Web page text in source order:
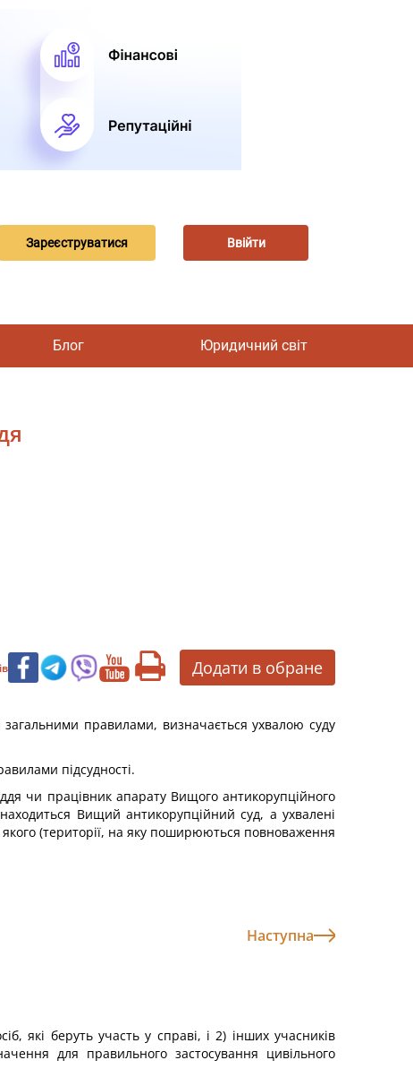
Зареєструватися Ввійти
Блог Юридичний світ
Додати в обране
загальними правилами, визначається ухвалою суду
підсудності.
чи працівник апарату Вищого антикорупційного
Вищий антикорупційний суд, а ухвалені
якого (території, на яку поширюються повноваження
Наступна
які беруть участь у справі, і 2) інших учасників
для правильного застосування цивільного